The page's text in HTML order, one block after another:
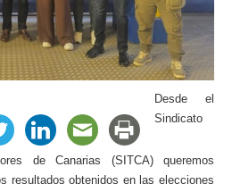
Desde el
Sindicato
de Canarias (SITCA) queremos
resultados obtenidos en las elecciones